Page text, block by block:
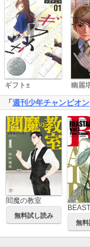
ギフト± 幽麗
「週刊少年チャンピオン
閻魔の教室
無料試し読み
無